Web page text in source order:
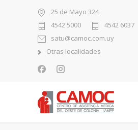
25 de Mayo 324
4542 5000
4542 6037
satu@camoc.com.uy
Otras localidades